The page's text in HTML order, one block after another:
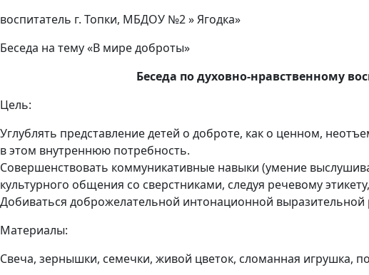
воспитатель г. Топки, МБДОУ №2 » Ягодка»
Беседа на тему «В мире доброты»
Беседа по духовно-нравственному
Цель:
Углублять представление детей о доброте, как о ценном,
в этом внутреннюю потребность.
Совершенствовать коммуникативные навыки (умение
культурного общения со сверстниками, следуя речевому
Добиваться доброжелательной интонационной выразительной
Материалы:
Свеча, зернышки, семечки, живой цветок, сломанная игрушка,